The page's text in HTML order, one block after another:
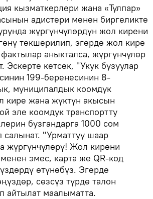
кызматкерлери жана «Тулпар»
адистери менен биргеликте
жүргүнчүлөрдүн жол кирени
текшерилип, эгерде жол кире
аныкталса, жүргүнчүлөр
Эскерте кетсек, "Укук бузуулар
199-беренесинин 8-
муниципалдык коомдук
кире жана жүктүн акысын
эле коомдук транспортту
бузгандарга 1000 сом
"Урматтуу шаар
жүргүнчүлөрү! Жол кирени
эмес, карта же QR-код
өтүнөбүз. Эгерде
сөзсүз түрдө талон
айтылат маалыматта.